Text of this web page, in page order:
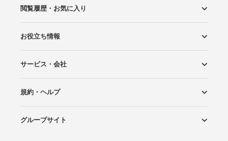
ロケーションから探す
スタジオから探す
閲覧履歴・お気に入り
閲覧スタジオ
お気に入り
お役立ち情報
Wedding Photo マガジン
はじめてガイド
サービス・会社
Photoraitとは
スタジオの掲載について
お問い合わせ
運営会社
サイトマップ
規約・ヘルプ
プライバシーポリシー
利用規約
ヘルプ
グループサイト